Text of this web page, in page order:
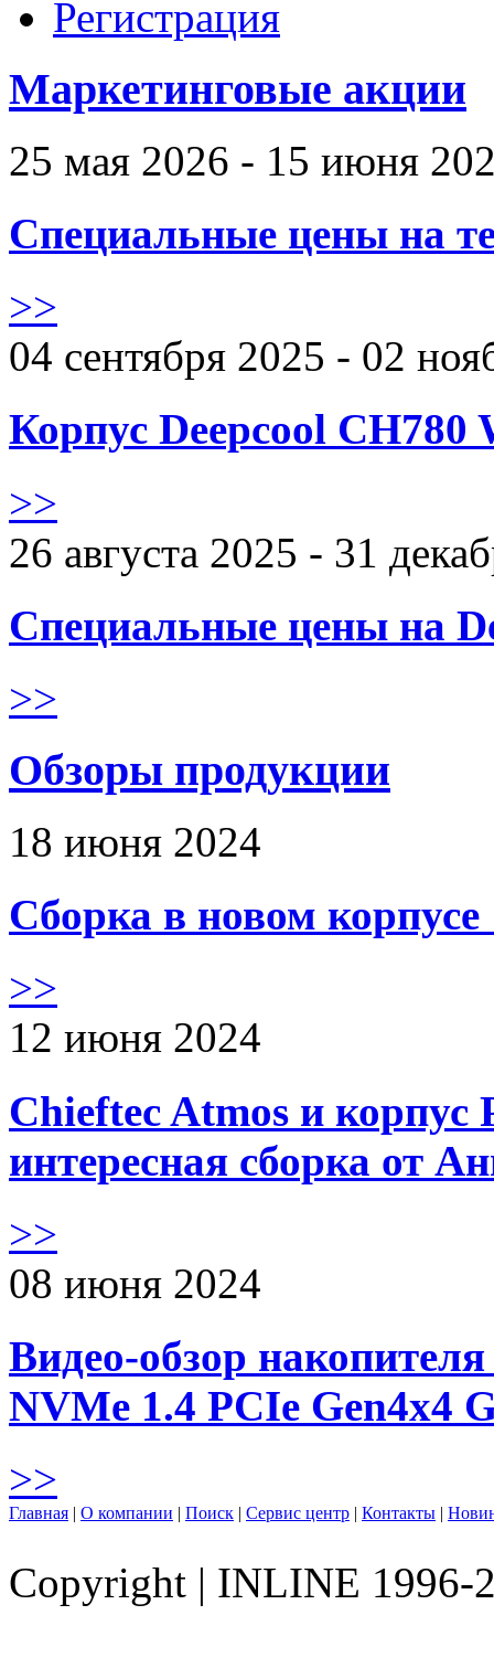
Регистрация
Маркетинговые акции
25 мая 2026 - 15 июня
Специальные цены на
>>
04 сентября 2025 - 02
Корпус Deepcool CH780
>>
26 августа 2025 - 31
Специальные цены на
>>
Обзоры продукции
18 июня 2024
Сборка в новом
>>
12 июня 2024
Chieftec Atmos и корпус
интересная сборка от
>>
08 июня 2024
Видео-обзор
NVMe 1.4 PCIe Gen4х4
>>
Главная | О компании | Поиск | Сервис центр | Контакты |
Copyright | INLINE 1996-